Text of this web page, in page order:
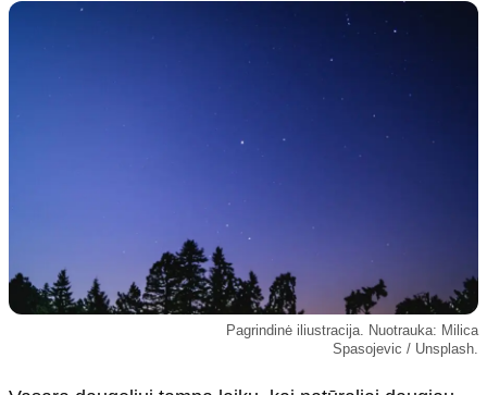
Privatumo politika
Reklamos politika
Kontaktai
Redakcinė politika
Pagrindinė iliustracija. Nuotrauka: Milica
Spasojevic / Unsplash.